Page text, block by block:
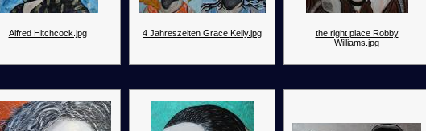
Alfred Hitchcock.jpg 4 Jahreszeiten Grace Kelly.jpg
the right place Robby
Williams.jpg